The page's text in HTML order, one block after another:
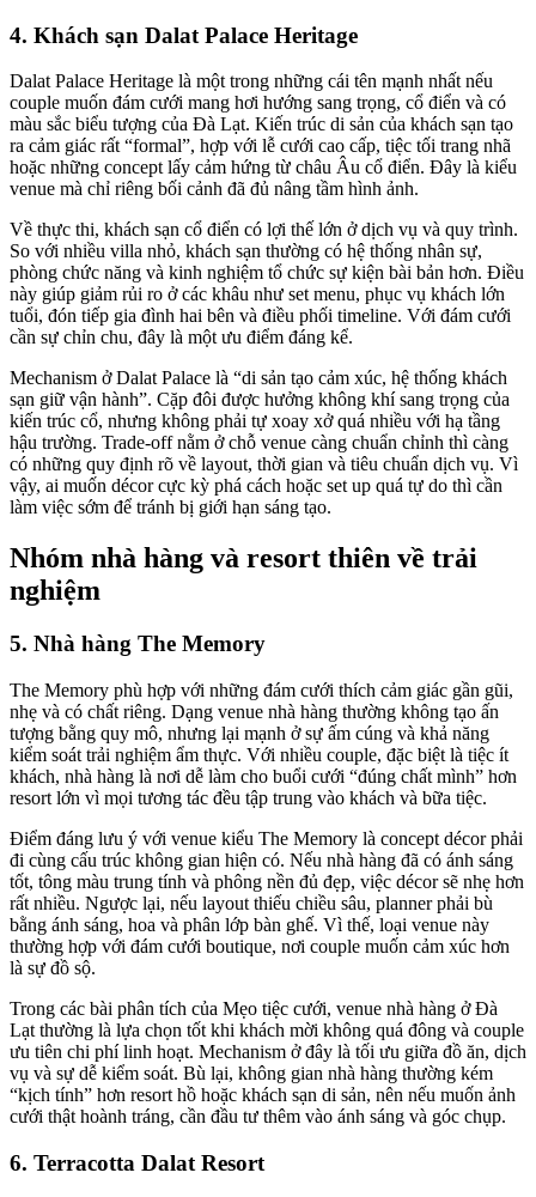
4. Khách sạn Dalat Palace Heritage
Dalat Palace Heritage là một trong những cái tên mạnh nhất nếu
couple muốn đám cưới mang hơi hướng sang trọng, cổ điển và có
màu sắc biểu tượng của Đà Lạt. Kiến trúc di sản của khách sạn tạo
ra cảm giác rất “formal”, hợp với lễ cưới cao cấp, tiệc tối trang nhã
hoặc những concept lấy cảm hứng từ châu Âu cổ điển. Đây là kiểu
venue mà chỉ riêng bối cảnh đã đủ nâng tầm hình ảnh.
Về thực thi, khách sạn cổ điển có lợi thế lớn ở dịch vụ và quy trình.
So với nhiều villa nhỏ, khách sạn thường có hệ thống nhân sự,
phòng chức năng và kinh nghiệm tổ chức sự kiện bài bản hơn. Điều
này giúp giảm rủi ro ở các khâu như set menu, phục vụ khách lớn
tuổi, đón tiếp gia đình hai bên và điều phối timeline. Với đám cưới
cần sự chỉn chu, đây là một ưu điểm đáng kể.
Mechanism ở Dalat Palace là “di sản tạo cảm xúc, hệ thống khách
sạn giữ vận hành”. Cặp đôi được hưởng không khí sang trọng của
kiến trúc cổ, nhưng không phải tự xoay xở quá nhiều với hạ tầng
hậu trường. Trade-off nằm ở chỗ venue càng chuẩn chỉnh thì càng
có những quy định rõ về layout, thời gian và tiêu chuẩn dịch vụ. Vì
vậy, ai muốn décor cực kỳ phá cách hoặc set up quá tự do thì cần
làm việc sớm để tránh bị giới hạn sáng tạo.
Nhóm nhà hàng và resort thiên về trải
nghiệm
5. Nhà hàng The Memory
The Memory phù hợp với những đám cưới thích cảm giác gần gũi,
nhẹ và có chất riêng. Dạng venue nhà hàng thường không tạo ấn
tượng bằng quy mô, nhưng lại mạnh ở sự ấm cúng và khả năng
kiểm soát trải nghiệm ẩm thực. Với nhiều couple, đặc biệt là tiệc ít
khách, nhà hàng là nơi dễ làm cho buổi cưới “đúng chất mình” hơn
resort lớn vì mọi tương tác đều tập trung vào khách và bữa tiệc.
Điểm đáng lưu ý với venue kiểu The Memory là concept décor phải
đi cùng cấu trúc không gian hiện có. Nếu nhà hàng đã có ánh sáng
tốt, tông màu trung tính và phông nền đủ đẹp, việc décor sẽ nhẹ hơn
rất nhiều. Ngược lại, nếu layout thiếu chiều sâu, planner phải bù
bằng ánh sáng, hoa và phân lớp bàn ghế. Vì thế, loại venue này
thường hợp với đám cưới boutique, nơi couple muốn cảm xúc hơn
là sự đồ sộ.
Trong các bài phân tích của Mẹo tiệc cưới, venue nhà hàng ở Đà
Lạt thường là lựa chọn tốt khi khách mời không quá đông và couple
ưu tiên chi phí linh hoạt. Mechanism ở đây là tối ưu giữa đồ ăn, dịch
vụ và sự dễ kiểm soát. Bù lại, không gian nhà hàng thường kém
“kịch tính” hơn resort hồ hoặc khách sạn di sản, nên nếu muốn ảnh
cưới thật hoành tráng, cần đầu tư thêm vào ánh sáng và góc chụp.
6. Terracotta Dalat Resort